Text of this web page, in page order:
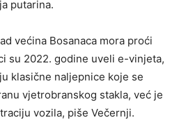
putarina.
većina Bosanaca mora proći
su 2022. godine uveli e-vinjeta,
klasične naljepnice koje se
vjetrobranskog stakla, već je
vozila, piše Večernji.